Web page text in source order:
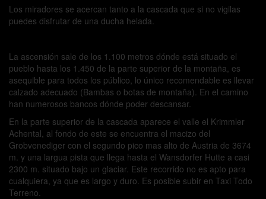
Los miradores se acercan tanto a la cascada que si no vigilas
puedes disfrutar de una ducha helada.
La ascensión sale de los 1.100 metros dónde está situado el
pueblo hasta los 1.450 de la parte superior de la montaña, es
asequible para todos los público, lo único recomendable es llevar
calzado adecuado (Bambas o botas de montaña). En el camino
han numerosos bancos dónde poder descansar.
En la parte superior de la cascada aparece el valle el Krimmler
Achental, al fondo de este se encuentra el macizo del
Grobvenediger con el segundo pico mas alto de Austria de 3674
m. y una largua pista que llega hasta el Wansdorfer Hutte a casi
2300 m. situado bajo un glaciar. Este recorrido no es apto para
cualquiera, ya que es largo y duro. Es posible subir en Taxi Todo
Terreno.